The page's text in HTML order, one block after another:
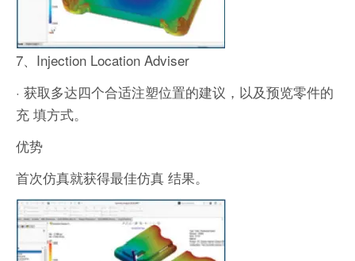
7、Injection Location Adviser
· 获取多达四个合适注塑位置的建议，以及预览零件的
充 填方式。
优势
首次仿真就获得最佳仿真 结果。